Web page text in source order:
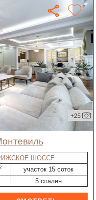
+25
ШОССЕ
участок 15 соток
5 спален